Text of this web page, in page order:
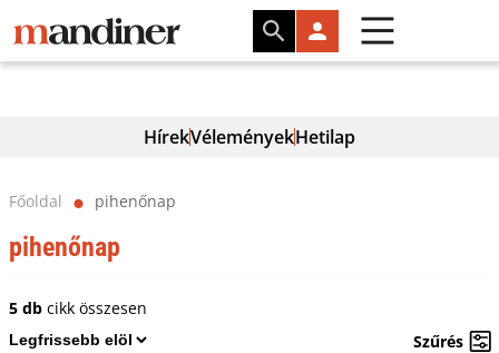
HírekVéleményekHetilap
Főoldal ⬤ pihenőnap
pihenőnap
5 dbcikk összesen
Szűrés